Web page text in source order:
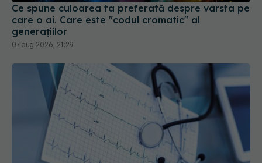
Ce spune culoarea ta preferată despre vârsta pe
care o ai. Care este "codul cromatic" al
generațiilor
07 aug 2026, 21:29